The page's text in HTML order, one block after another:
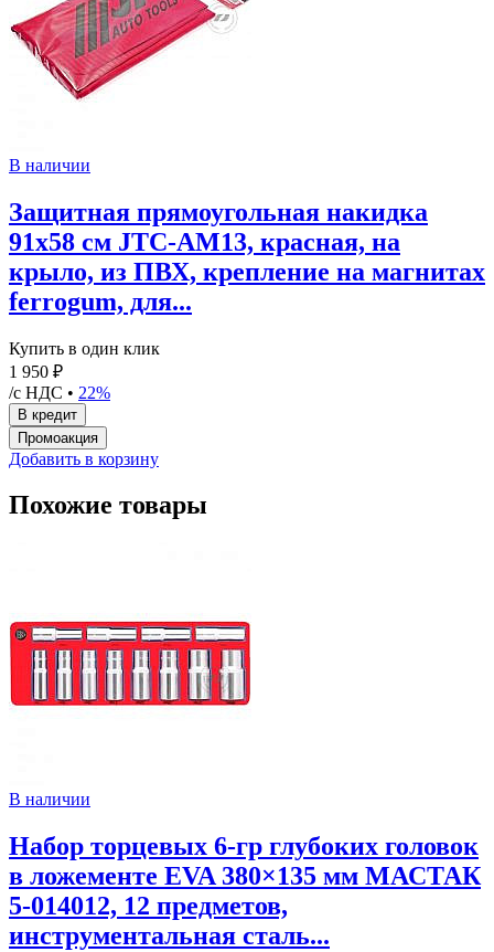
В наличии
Защитная прямоугольная накидка
91х58 см JTC-AM13, красная, на
крыло, из ПВХ, крепление на магнитах
ferrogum, для...
Купить в один клик
1 950 ₽
/с НДС • 22%
Добавить в корзину
Похожие товары
В наличии
Набор торцевых 6-гр глубоких головок
в ложементе EVA 380×135 мм МАСТАК
5-014012, 12 предметов,
инструментальная сталь...